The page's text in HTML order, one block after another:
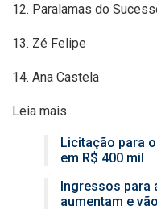
12. Paralamas do
13. Zé Felipe
14. Ana Castela
Leia mais
Licitação para
em R$ 400 mil
Ingressos para
aumentam e